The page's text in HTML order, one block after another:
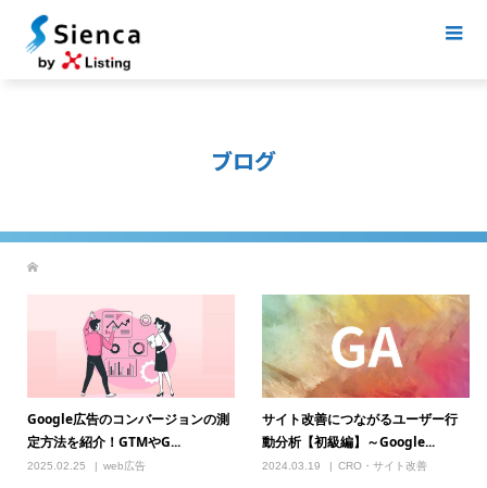
ブログ
Google広告のコンバージョンの測
定方法を紹介！GTMやG...
2025.02.25 web広告
サイト改善につながるユーザー行
動分析【初級編】～Google...
2024.03.19 CRO・サイト改善